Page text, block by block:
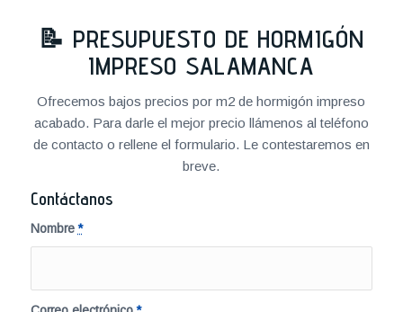
📝 PRESUPUESTO DE HORMIGÓN
IMPRESO SALAMANCA
Ofrecemos bajos precios por m2 de hormigón impreso
acabado. Para darle el mejor precio llámenos al teléfono
de contacto o rellene el formulario. Le contestaremos en
breve.
Contáctanos
Nombre*